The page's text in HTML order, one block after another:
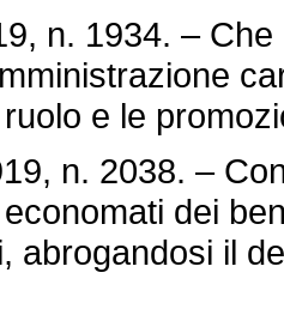
n. 1934. – Che
e le
n. 2038. –
dei
abrogandosi il